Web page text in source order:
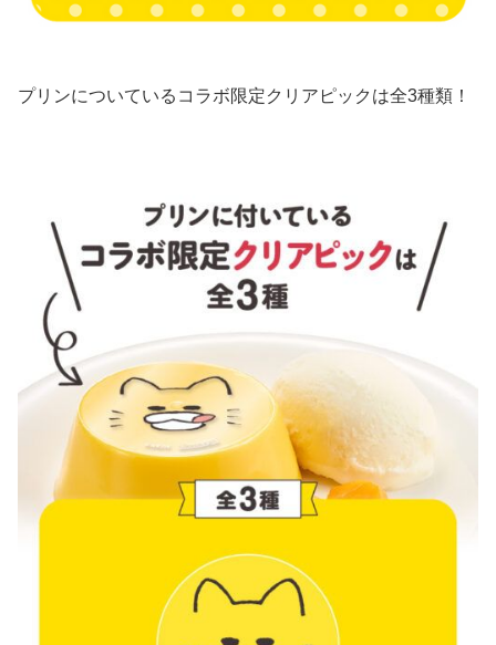
プリンについているコラボ限定クリアピックは全3種類！